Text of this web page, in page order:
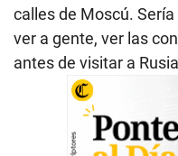
calles de Moscú.
ver a gente, ver las
antes de visitar a